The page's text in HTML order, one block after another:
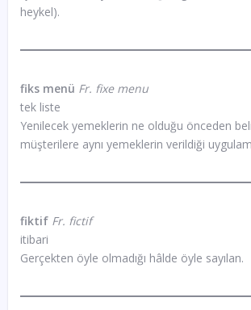
heykel).
fiks menü Fr. fixe menu
tek liste
Yenilecek yemeklerin ne olduğu önceden
müşterilere aynı yemeklerin verildiği
fiktifFr. fictif
itibari
Gerçekten öyle olmadığı hâlde öyle sayılan.